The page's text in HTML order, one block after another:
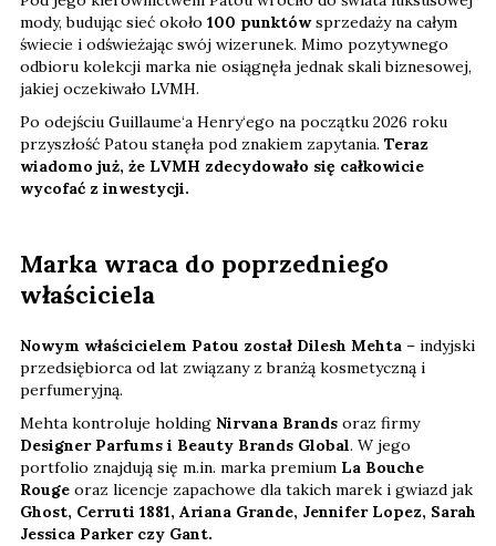
mody, budując sieć około 100 punktówsprzedaży na całym
świecie i odświeżając swój wizerunek. Mimo pozytywnego
odbioru kolekcji marka nie osiągnęła jednak skali biznesowej,
jakiej oczekiwało LVMH.
Po odejściu Guillaume‘a Henry‘ego na początku 2026 roku
przyszłość Patou stanęła pod znakiem zapytania. Teraz
wiadomo już, że LVMH zdecydowało się całkowicie
wycofać z inwestycji.
Marka wraca do poprzedniego
właściciela
Nowym właścicielem Patou został Dilesh Mehta – indyjski
przedsiębiorca od lat związany z branżą kosmetyczną i
perfumeryjną.
Mehta kontroluje holding Nirvana Brands oraz firmy
Designer Parfums i Beauty Brands Global. W jego
portfolio znajdują się m.in. marka premium La Bouche
Rouge oraz licencje zapachowe dla takich marek i gwiazd jak
Ghost, Cerruti 1881, Ariana Grande, Jennifer Lopez, Sarah
Jessica Parker czy Gant.